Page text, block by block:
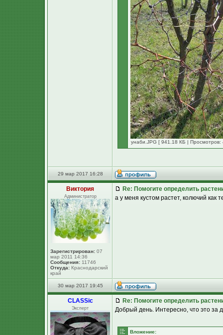
унаби.JPG [ 941.18 КБ | Просмотров:
29 мар 2017 16:28
Виктория
Администратор
Зарегистрирован: 07
мар 2011 14:36
Сообщения: 11746
Откуда: Краснодарский
край
Re: Помогите определить
а у меня кустом растет, колючий как
30 мар 2017 19:45
CLASSic
Эксперт
Re: Помогите определить
Добрый день. Интересно, что это за
Вложение: